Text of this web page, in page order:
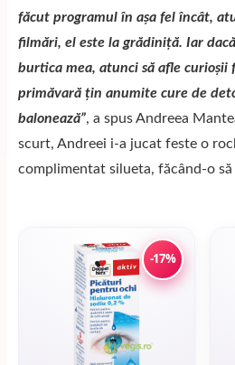
făcut programul în așa fel încât,
filmări, el este la grădiniță. Iar
burtica mea, atunci să afle curioșii
primăvară țin anumite cure de
balonează”, a spus Andreea
scurt, Andreei i-a jucat feste o
complimentat silueta, făcând-o
-17%